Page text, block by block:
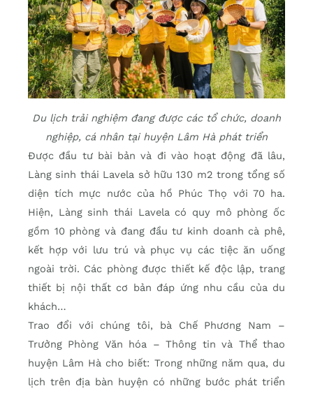
Du lịch trải nghiệm đang được các tổ chức, doanh
nghiệp, cá nhân tại huyện Lâm Hà phát triển
Được đầu tư bài bản và đi vào hoạt động đã lâu,
Làng sinh thái Lavela sở hữu 130 m2 trong tổng số
diện tích mực nước của hồ Phúc Thọ với 70 ha.
Hiện, Làng sinh thái Lavela có quy mô phòng ốc
gồm 10 phòng và đang đầu tư kinh doanh cà phê,
kết hợp với lưu trú và phục vụ các tiệc ăn uống
ngoài trời. Các phòng được thiết kế độc lập, trang
thiết bị nội thất cơ bản đáp ứng nhu cầu của du
khách…
Trao đổi với chúng tôi, bà Chế Phương Nam –
Trưởng Phòng Văn hóa – Thông tin và Thể thao
huyện Lâm Hà cho biết: Trong những năm qua, du
lịch trên địa bàn huyện có những bước phát triển